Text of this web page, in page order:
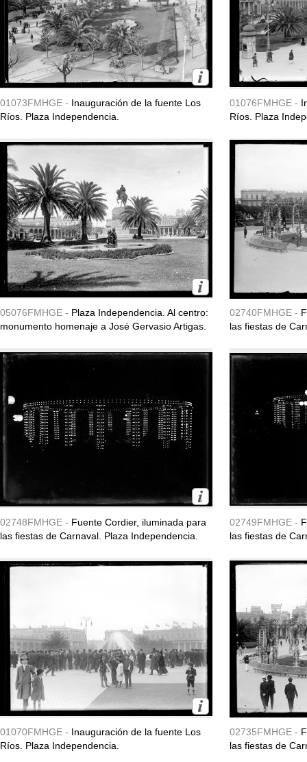
01073FMHGE - Inauguración de la fuente Los
Ríos. Plaza Independencia.
01076FMHGE -
Ríos. Plaza
05076FMHGE - Plaza Independencia. Al centro:
monumento homenaje a José Gervasio Artigas.
02740FMHGE -
las fiestas de
02748FMHGE - Fuente Cordier, iluminada para
las fiestas de Carnaval. Plaza Independencia.
02749FMHGE -
las fiestas de
01070FMHGE - Inauguración de la fuente Los
Ríos. Plaza Independencia.
02735FMHGE -
las fiestas de